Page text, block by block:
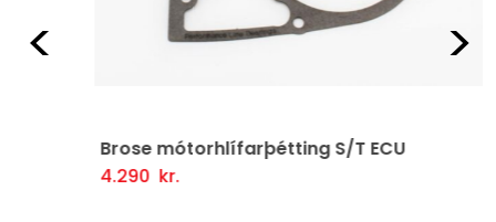
Brose mótorhlífarþétting S/T ECU
4.290kr.
Setja Í Körfu